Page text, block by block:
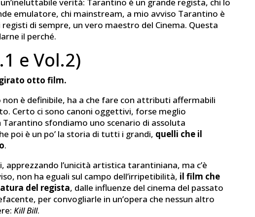
verità: Tarantino è un grande regista, chi lo
emulatore, chi mainstream, a mio avviso Tarantino è
di sempre, un vero maestro del Cinema. Questa
il perché.
e Vol.2)
otto film.
non è definibile, ha a che fare con attributi affermabili
Certo ci sono canoni oggettivi, forse meglio
sfondiamo uno scenario di assoluta
poi è un po’ la storia di tutti i grandi, quelli che il
.
l’unicità artistica tarantiniana, ma c’è
non ha eguali sul campo dell’irripetibilità, il film che
del regista, dalle influenze del cinema del passato
per convogliarle in un’opera che nessun altro
Kill Bill.